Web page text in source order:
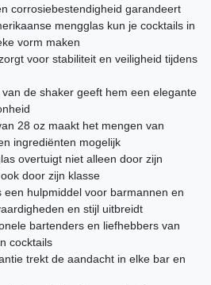
corrosiebestendigheid garandeert
mengglas kun je cocktails in
vorm maken
voor stabiliteit en veiligheid tijdens
de shaker geeft hem een ​​elegante
28 oz maakt het mengen van
ingrediënten mogelijk
overtuigt niet alleen door zijn
door zijn klasse
een hulpmiddel voor barmannen en
en stijl uitbreidt
bartenders en liefhebbers van
cocktails
trekt de aandacht in elke bar en